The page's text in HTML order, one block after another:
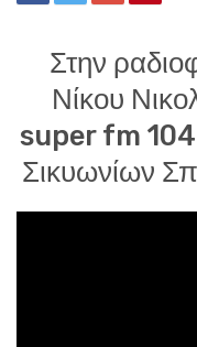
Στην
Νίκου
super fm
Σικυωνίων